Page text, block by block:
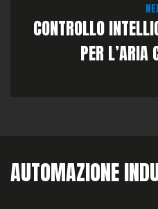
CONTROLLO
PER L’ARIA
AUTOMAZIONE